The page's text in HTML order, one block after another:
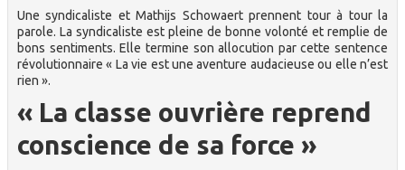
Une syndicaliste et Mathijs Schowaert prennent tour à tour la
parole. La syndicaliste est pleine de bonne volonté et remplie de
bons sentiments. Elle termine son allocution par cette sentence
révolutionnaire « La vie est une aventure audacieuse ou elle n’est
rien ».
« La classe ouvrière reprend
conscience de sa force »